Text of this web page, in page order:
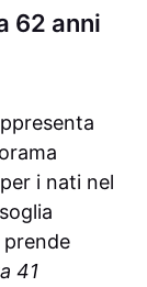
62 anni
i nati nel
prende
41